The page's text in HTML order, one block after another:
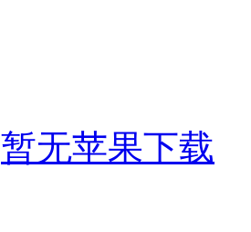
暂无苹果下载